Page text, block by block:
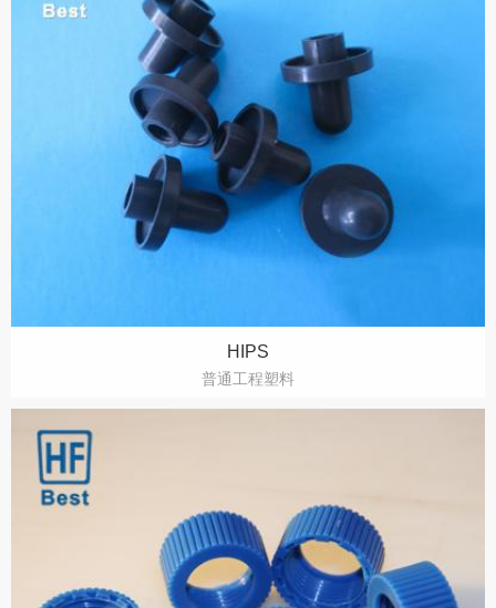
HIPS
普通工程塑料